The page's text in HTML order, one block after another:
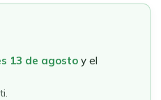
13 de agostoy el